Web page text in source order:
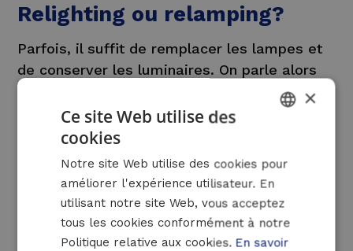
Relighting ou relamping?
Parfois, il suffit de remplacer les lampes et
de conserver les luminaires. On parle alors
de relamping. C’est généralement la solution
la plus simple.
Le relighting consiste à remplacer l’ensemble
du système d’éclairage par une solution
meilleure et plus économique. Le nouvel
éclairage devient alors un luminaire tout-en-
un où le boîtier est adapté à la source
FRENCH
×
Ce site Web utilise des
cookies
Notre site Web utilise des cookies pour
améliorer l'expérience utilisateur. En
utilisant notre site Web, vous acceptez
tous les cookies conformément à notre
Politique relative aux cookies. En savoir